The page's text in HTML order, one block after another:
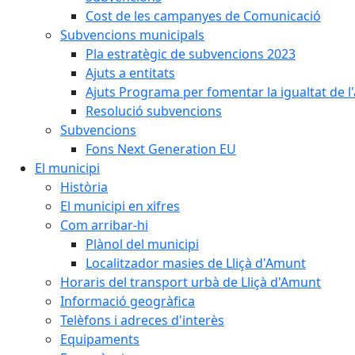
Cost de les campanyes de Comunicació
Subvencions municipals
Pla estratègic de subvencions 2023
Ajuts a entitats
Ajuts Programa per fomentar la igualtat de
Resolució subvencions
Subvencions
Fons Next Generation EU
El municipi
Història
El municipi en xifres
Com arribar-hi
Plànol del municipi
Localitzador masies de Lliçà d'Amunt
Horaris del transport urbà de Lliçà d'Amunt
Informació geogràfica
Telèfons i adreces d'interès
Equipaments